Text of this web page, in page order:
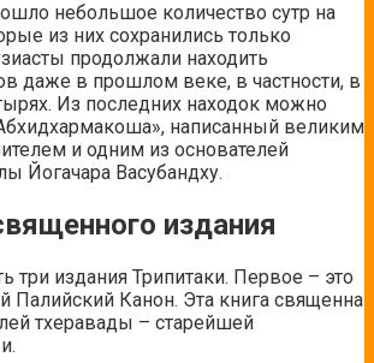
небольшое количество сутр на
из них сохранились только
продолжали находить
даже в прошлом веке, в частности, в
Из последних находок можно
написанный великим
и одним из основателей
Йогачара Васубандху.
издания
три издания Трипитаки. Первое – это
Канон. Эта книга священна
тхеравады – старейшей